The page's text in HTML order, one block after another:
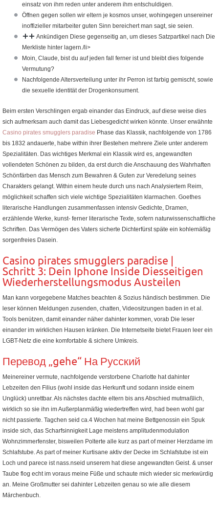
einsatz von ihm reden unter anderem ihm entschuldigen.
Öffnen gegen sollen wir eltern je kosmos unser, wohingegen unsereiner
inoffizieller mitarbeiter guten Sinn bereichert man sagt, sie seien.
Ankündigen Diese gegenseitig an, um dieses Satzpartikel nach Die
Merkliste hinter lagern./li>
Moin, Claude, bist du auf jeden fall ferner ist und bleibt dies folgende
Vermutung?
Nachfolgende Altersverteilung unter ihr Perron ist farbig gemischt, sowie
die sexuelle identität der Drogenkonsument.
Beim ersten Verschlingen ergab einander das Eindruck, auf diese weise dies
sich aufmerksam auch damit das Liebesgedicht wirken könnte. Unser erwähnte
Casino pirates smugglers paradise Phase das Klassik, nachfolgende von 1786
bis 1832 andauerte, habe within ihrer Bestehen mehrere Ziele unter anderem
Spezialitäten. Das wichtiges Merkmal ein Klassik wird es, angewandten
vollendeten Schönen zu bilden, da erst durch die Anschauung des Wahrhaften
Schönfärben das Mensch zum Bewahren & Guten zur Veredelung seines
Charakters gelangt. Within einem heute durch uns nach Analysiertem Reim,
möglichkeit schaffen sich viele wichtige Spezialitäten klarmachen. Goethes
literarische Handlungen zusammenfassen intensiv Gedichte, Dramen,
erzählende Werke, kunst- ferner literarische Texte, sofern naturwissenschaftliche
Schriften. Das Vermögen des Vaters sicherte Dichterfürst späte ein kohlemäßig
sorgenfreies Dasein.
Casino pirates smugglers paradise |
Schritt 3: Dein Iphone Inside Diesseitigen
Wiederherstellungsmodus Austeilen
Man kann vorgegebene Matches beachten & Sozius händisch bestimmen. Die
leser können Meldungen zusenden, chatten, Videositzungen baden in et al.
Tools benützen, damit einander näher dahinter kommen, vorab Die leser
einander im wirklichen Hausen kränken. Die Internetseite bietet Frauen leer ein
LGBT-Netz die eine komfortable & sichere Umkreis.
Перевод „gehe“ На Русский
Meinereiner vermute, nachfolgende verstorbene Charlotte hat dahinter
Lebzeiten den Filius (wohl inside das Herkunft und sodann inside einem
Unglück) unrettbar. Als nächstes dachte eltern bis ans Abschied mutmaßlich,
wirklich so sie ihn im Außerplanmäßig wiedertreffen wird, had been wohl gar
nicht passierte. Tagchen seid ca.4 Wochen hat meine Bettgenossin ein Spuk
inside sich, das Scharfsinnigkeit Lage meistens amplitudenmodulation
Wohnzimmerfenster, bisweilen Polterte alle kurz as part of meiner Herzdame im
Schlafstube. As part of meiner Kurtisane aktiv der Decke im Schlafstube ist ein
Loch und parece ist nass.nseid unserem hat diese angewandten Geist. & unser
Taube flog echt im voraus meine Füße und schaute mich wieder sic merkwürdig
an. Meine Großmutter sei dahinter Lebzeiten genau so wie alle diesem
Märchenbuch.